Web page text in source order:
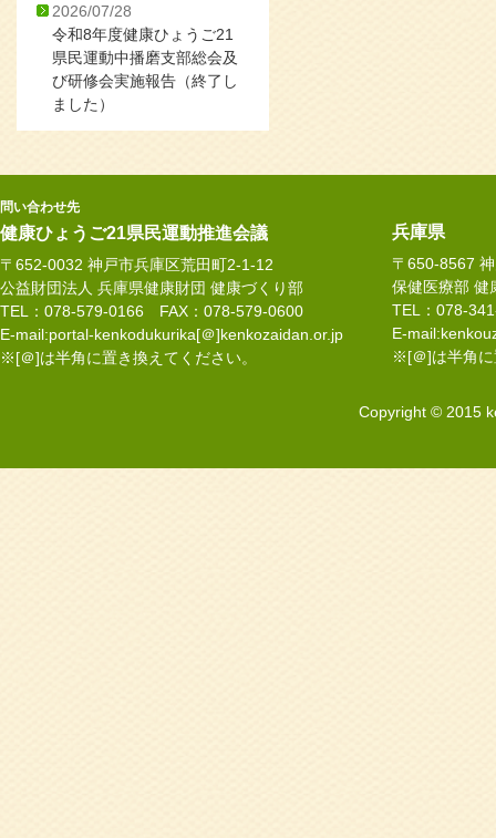
2026/07/28
令和8年度健康ひょうご21
県民運動中播磨支部総会及
び研修会実施報告（終了し
ました）
問い合わせ先
健康ひょうご21県民運動推進会議
〒652-0032 神戸市兵庫区荒田町2-1-12
公益財団法人 兵庫県健康財団 健康づくり部
TEL：078-579-0166 FAX：078-579-0600
E-mail:portal-kenkodukurika[＠]kenkozaidan.or.jp
※[＠]は半角に置き換えてください。
兵庫県
〒650-8567
保健医療部 健
TEL：078-
E-
※[＠]は半角に
Copyright © 2015